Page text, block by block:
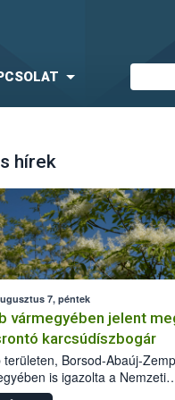
hírek
7, péntek
vármegyében jelent
karcsúdíszbogár
területen, Borsod-Abaúj-
is igazolta a Nemzeti
biztonsági Hivatal